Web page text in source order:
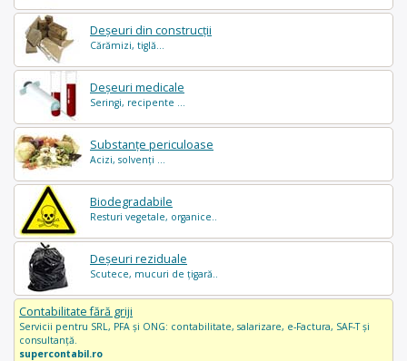
Deșeuri din construcții
Cărămizi, tiglă...
Deșeuri medicale
Seringi, recipente ...
Substanțe periculoase
Acizi, solvenți ...
Biodegradabile
Resturi vegetale, organice..
Deșeuri reziduale
Scutece, mucuri de țigară..
Contabilitate fără griji
Servicii pentru SRL, PFA și ONG: contabilitate, salarizare, e-Factura, SAF-T și
consultanță.
supercontabil.ro